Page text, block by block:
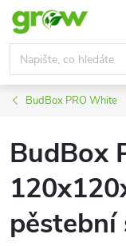
Přejít
obsah
BudBox PRO White
BudBox
pěstební